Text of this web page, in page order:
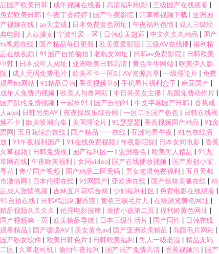
品国产欧美日韩 | 成年视频在线看 | 高清福利电影 | 三级国产在线观看 |
免费欧美日韩 | 午夜丁香婷婷 | 国产午夜影院 | 污草莓视频下载 | 亚洲国
产视频在线 | av天堂成 | 日本免费黄色网址 | 午夜福利色情 | 成人三级经
典电影 | 人妖操女| 宁波性爱一区 | 日韩欧美超逼 | 中文久久久精品 | 国产
ts视频在线 | 国产精品每日更新 | 欧美爱爱影院 | 三级AV在线播| 福利精
品在线视频 | 91国产自拍偷拍 | 老熟女网址 | 日韩av免费影院 | 日韩欧美
中韩 | 日本成年人网址 | 亚洲欧美日韩高清 | 黄色牛牛网站 | 欧美伊人影
院 | 成人无码免费毛片 | 欧美不卡一区0 | AV资源共享| 一级理论片 | 免费
观看hs网站 | 91精品日韩| 香蕉视频草b| 手机看片福利盒子 | 麻豆国产 |
成年人免费的视频 | 欧美人与兽网站 | 中日韩美女主播 | 岛国免费动作片 |
国产乱伦免费视频 | 一起操91 | 国产自拍91 | 中文字幕国产日韩 | 香蕉成
人app| 日韩另类AY | 夜夜操娱乐综合网 | 一区二区国产色色 | 日韩在线视
频不卡 | 欧美喷潮合集 | 美国理论片 | 91瑟瑟瑟| 香蕉视频国产精品 | 91肏
屄网| 五月花综合在线 | 国产精品一一在线 | 亚洲宅男午夜 | 91色在线播
放 | 91午夜福利国产 | 91在线免费视频 | 午夜影院操| 日本女同电影 | 香蕉
久草视频 | 日韩免费视 | 国产福利区一 | 亚洲撸色 | 欧美黑人精品 | 91九
草网在线| 午夜欧美福利 | 女同video| 国产在线播放视频 | 国产原创小宝
寻花 | 青草国产视频 | 国产精品二区无码 | 男女老湿免费福利 | 五月天都
市激情网 | 日本伦理在线 | 91网国产| 亚欧洲在线 | 国产丝袜美腿在线 | 精
品成人激情视频 | 吉林五月花综合网 | 少妇福利社区 | 免费电影在线观看 |
91自拍在线 | 日韩精品制服诱惑 | 黄色三级毛片儿 | 在线浏览黄色网址 |
精品视频久久久久 | 伦理电影按摩 | 激情小说第二页 | 福利姬黄色网址 |
国产视频第一页 | 欧美精品导航 | 日本三级生活片 | 国产同性 | 日韩在线
观看精品 | 国产暧暧AV | 美女黄色av| 国产亚洲欧美精品 | 岛国毛片网站 |
国产熟女软件 | 欧美日韩色片 | 日韩欧美福利 | 黑人一级老湿 | 精品无码
二区 | 久草老司机 | 偷拍午夜福利 | 国产日产免费高清 | 香蕉视频污 | 国产